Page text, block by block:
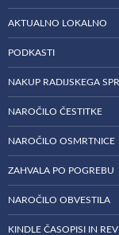
AKTUALNO LOKALNO
PODKASTI
NAKUP RADIJSKEGA
NAROČILO ČESTITKE
NAROČILO OSMRTNICE
ZAHVALA PO POGREBU
NAROČILO OBVESTILA
KINDLE ČASOPISI IN